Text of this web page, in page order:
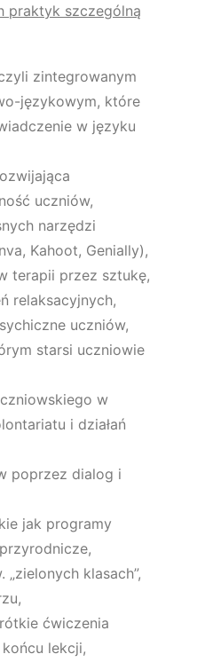
praktyk szczególną
zintegrowanym
językowym, które
w języku
uczniów,
narzędzi
Kahoot, Genially),
terapii przez sztukę,
relaksacyjnych,
uczniów,
starsi uczniowie
w
i działań
poprzez dialog i
jak programy
klasach”,
ćwiczenia
lekcji,